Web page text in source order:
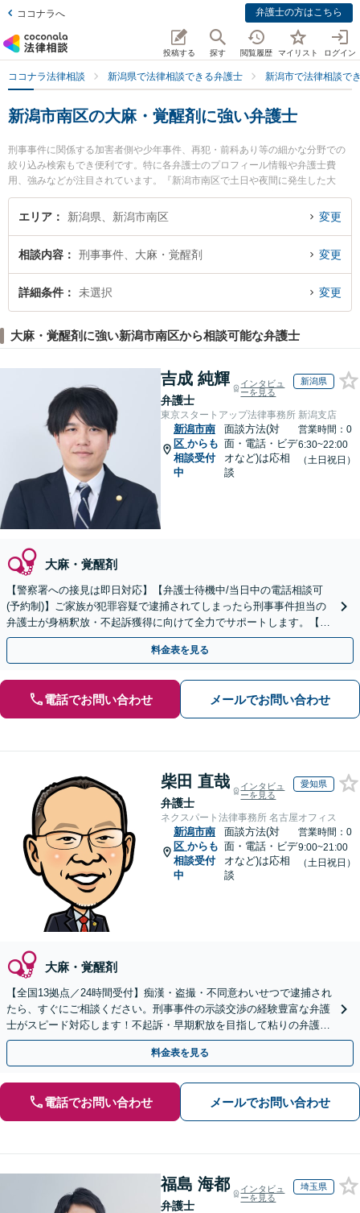
ココナラへ 弁護士の方はこちら
投稿する 探す 閲覧履歴 マイリスト ログイン
ココナラ法律相談 新潟県で法律相談できる弁護士 新潟市で法律相談で
新潟市南区の大麻・覚醒剤に強い弁護士
刑事事件に関係する加害者側や少年事件、再犯・前科あり等の細かな分野での
絞り込み検索もでき便利です。特に各弁護士のプロフィール情報や弁護士費
用、強みなどが注目されています。『新潟市南区で土日や夜間に発生した大
麻・覚醒剤のトラブルを今すぐに弁護士に相談したい』『大麻・覚醒剤のトラ
ブル解決の実績豊富な近くの弁護士を検索したい』『初回相談無料で大麻・覚
エリア 新潟県、新潟市南区 変更
相談内容 刑事事件、大麻・覚醒剤 変更
詳細条件 未選択 変更
大麻・覚醒剤に強い新潟市南区から相談可能な弁護士
吉成 純輝
弁護士
インタビュ
ーを見る
新潟県
東京スタートアップ法律事務所 新潟支店
新潟市南
区 からも
相談受付
中
面談方法(対
面・電話・ビデ
オなど)は応相
談
営業時間：0
6:30~22:00
（土日祝日）
大麻・覚醒剤
【警察署への接見は即日対応】【弁護士待機中/当日中の電話相談可
(予約制)】ご家族が犯罪容疑で逮捕されてしまったら刑事事件担当の
弁護士が身柄釈放・不起訴獲得に向けて全力でサポートします。【毎
月100名以上の相談実績】【北陸・甲信越エリア対応】
料金表を見る
電話でお問い合わせ メールでお問い合わせ
柴田 直哉
弁護士
インタビュ
ーを見る
愛知県
ネクスパート法律事務所 名古屋オフィス
新潟市南
区 からも
相談受付
中
面談方法(対
面・電話・ビデ
オなど)は応相
談
営業時間：0
9:00~21:00
（土日祝日）
大麻・覚醒剤
【全国13拠点／24時間受付】痴漢・盗撮・不同意わいせつで逮捕され
たら、すぐにご相談ください。刑事事件の示談交渉の経験豊富な弁護
士がスピード対応します！不起訴・早期釈放を目指して粘りの弁護活
動を行います。
料金表を見る
電話でお問い合わせ メールでお問い合わせ
福島 海都
弁護士
インタビュ
ーを見る
埼玉県